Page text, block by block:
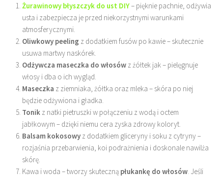
Żurawinowy błyszczyk do ust DIY– pięknie pachnie, odżywia
usta i zabezpiecza je przed niekorzystnymi warunkami
atmosferycznymi.
Oliwkowy peeling z dodatkiem fusów po kawie – skutecznie
usuwa martwy naskórek.
Odżywcza maseczka do włosów z żółtek jak – pielęgnuje
włosy i dba o ich wygląd.
Maseczka z ziemniaka, żółtka oraz mleka – skóra po niej
będzie odżywiona i gładka.
Tonik z natki pietruszki w połączeniu z wodą i octem
jabłkowym – dzięki niemu cera zyska zdrowy koloryt.
Balsam kokosowy z dodatkiem gliceryny i soku z cytryny –
rozjaśnia przebarwienia, koi podrażnienia i doskonale nawilża
skórę.
Kawa i woda – tworzy skuteczną płukankę do włosów. Jeśli